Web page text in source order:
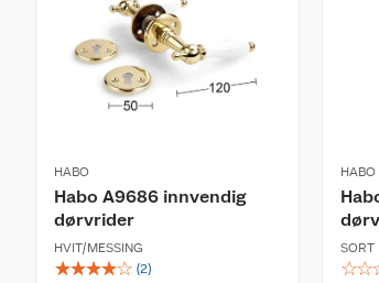
HABO
Habo A9686 innvendig
dørvrider
HVIT/MESSING
☆☆☆☆☆ (2)
HABO
SORT
☆☆